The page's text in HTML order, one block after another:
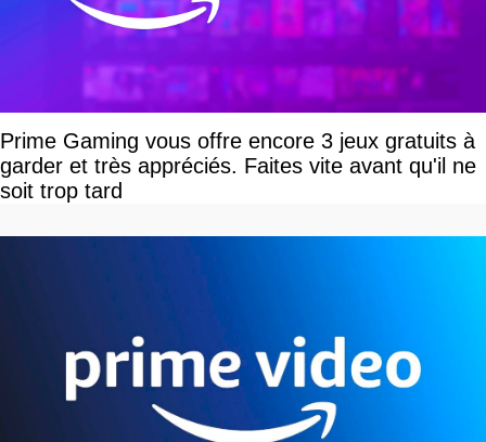
Prime Gaming vous offre encore 3 jeux gratuits à
garder et très appréciés. Faites vite avant qu'il ne
soit trop tard